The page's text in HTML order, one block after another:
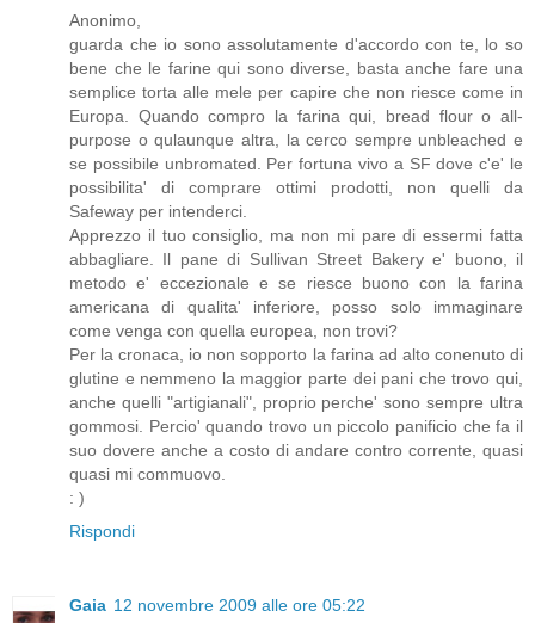
Anonimo,
guarda che io sono assolutamente d'accordo con te, lo so
bene che le farine qui sono diverse, basta anche fare una
semplice torta alle mele per capire che non riesce come in
Europa. Quando compro la farina qui, bread flour o all-
purpose o qulaunque altra, la cerco sempre unbleached e
se possibile unbromated. Per fortuna vivo a SF dove c'e' le
possibilita' di comprare ottimi prodotti, non quelli da
Safeway per intenderci.
Apprezzo il tuo consiglio, ma non mi pare di essermi fatta
abbagliare. Il pane di Sullivan Street Bakery e' buono, il
metodo e' eccezionale e se riesce buono con la farina
americana di qualita' inferiore, posso solo immaginare
come venga con quella europea, non trovi?
Per la cronaca, io non sopporto la farina ad alto conenuto di
glutine e nemmeno la maggior parte dei pani che trovo qui,
anche quelli "artigianali", proprio perche' sono sempre ultra
gommosi. Percio' quando trovo un piccolo panificio che fa il
suo dovere anche a costo di andare contro corrente, quasi
quasi mi commuovo.
: )
Rispondi
Gaia 12 novembre 2009 alle ore 05:22